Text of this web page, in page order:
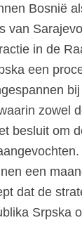
Bosnië
van
in de
een
zowel
besluit om
een
dat de
Srpska